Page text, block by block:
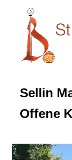
Sellin
Offene